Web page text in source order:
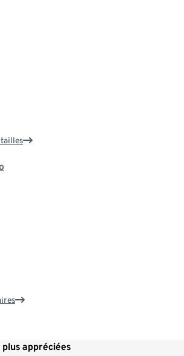
tailles
appréciées